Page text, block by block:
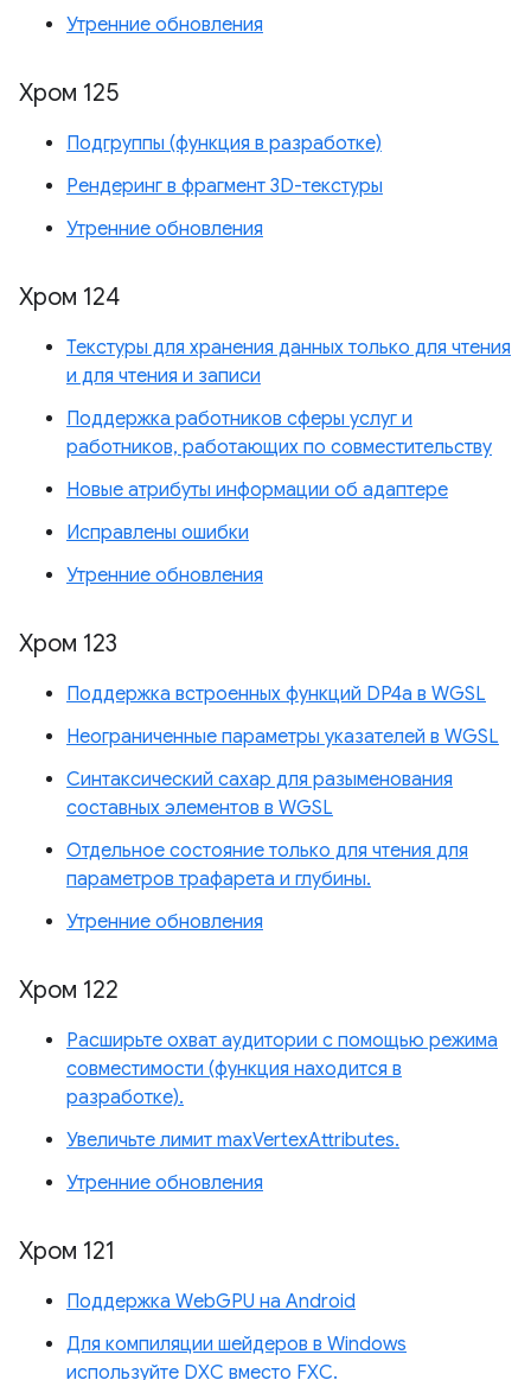
Утренние обновления
Хром 125
Подгруппы (функция в разработке)
Рендеринг в фрагмент 3D-текстуры
Утренние обновления
Хром 124
Текстуры для хранения данных только для чтения
и для чтения и записи
Поддержка работников сферы услуг и
работников, работающих по совместительству
Новые атрибуты информации об адаптере
Исправлены ошибки
Утренние обновления
Хром 123
Поддержка встроенных функций DP4a в WGSL
Неограниченные параметры указателей в WGSL
Синтаксический сахар для разыменования
составных элементов в WGSL
Отдельное состояние только для чтения для
параметров трафарета и глубины.
Утренние обновления
Хром 122
Расширьте охват аудитории с помощью режима
совместимости (функция находится в
разработке).
Увеличьте лимит maxVertexAttributes.
Утренние обновления
Хром 121
Поддержка WebGPU на Android
Для компиляции шейдеров в Windows
используйте DXC вместо FXC.